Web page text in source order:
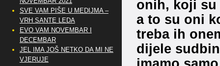
onih, koji
a to su oni
treba ih
dijele
SVE VAM PIŠE U MEDIJMA –
VRH SANTE LEDA
EVO VAM NOVEMBAR I
DECEMBAR
JEL IMA JOŠ NETKO DA MI NE
VJERUJE